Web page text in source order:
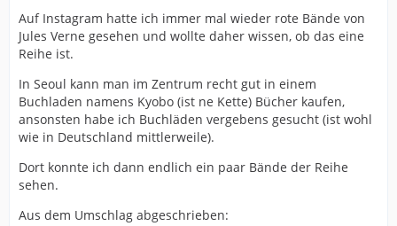
Auf Instagram hatte ich immer mal wieder rote Bände von
Jules Verne gesehen und wollte daher wissen, ob das eine
Reihe ist.
In Seoul kann man im Zentrum recht gut in einem
Buchladen namens Kyobo (ist ne Kette) Bücher kaufen,
ansonsten habe ich Buchläden vergebens gesucht (ist wohl
wie in Deutschland mittlerweile).
Dort konnte ich dann endlich ein paar Bände der Reihe
sehen.
Aus dem Umschlag abgeschrieben: